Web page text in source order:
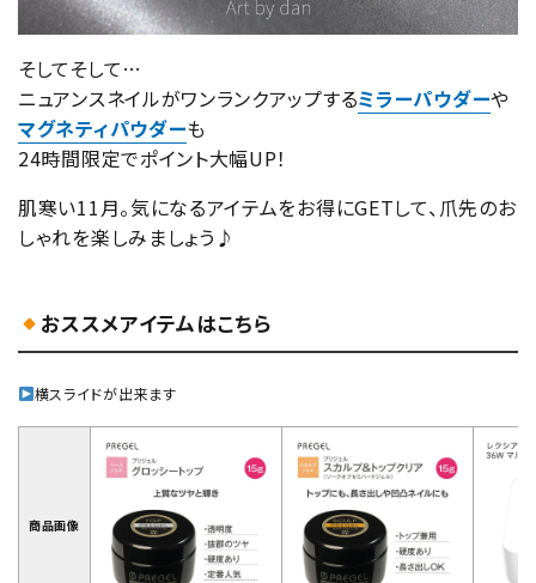
そしてそして…
ニュアンスネイルがワンランクアップするミラーパウダーや
マグネティパウダーも
24時間限定でポイント大幅UP！
肌寒い11月。気になるアイテムをお得にGETして、爪先のお
しゃれを楽しみましょう♪
おススメアイテムはこちら
横スライドが出来ます
商品画像